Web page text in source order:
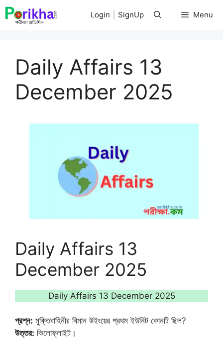
Skip
to
Menu
Login SignUp
Daily Affairs 13
December 2025
Daily Affairs 13
December 2025
Daily Affairs 13 December 2025
প্রশ্ন: মুক্তিবাহিনীর বিমান উইংয়ের প্রথম ইউনিট কোনটি ছিল?
উত্তর: কিলোফ্লাইট।